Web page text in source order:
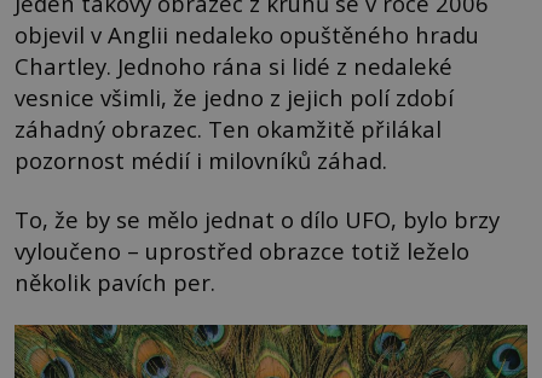
objevil v Anglii nedaleko opuštěného hradu
Chartley. Jednoho rána si lidé z nedaleké
vesnice všimli, že jedno z jejich polí zdobí
záhadný obrazec. Ten okamžitě přilákal
pozornost médií i milovníků záhad.
To, že by se mělo jednat o dílo UFO, bylo brzy
vyloučeno – uprostřed obrazce totiž leželo
několik pavích per.